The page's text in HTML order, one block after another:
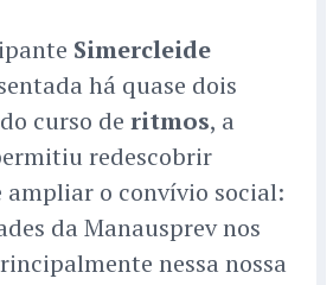
Simercleide
há quase dois
curso de ritmos, a
redescobrir
ampliar o convívio social:
da Manausprev nos
nessa nossa